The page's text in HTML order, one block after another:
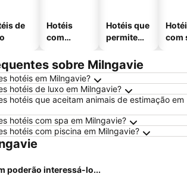
de
Hotéis
com
Hotéis que
permitem
com
sobre Milngavie
hotéis em Milngavie?
hotéis de luxo em Milngavie?
hotéis que aceitam animais de estimação em
hotéis com spa em Milngavie?
hotéis com piscina em Milngavie?
poderão interessá-lo...